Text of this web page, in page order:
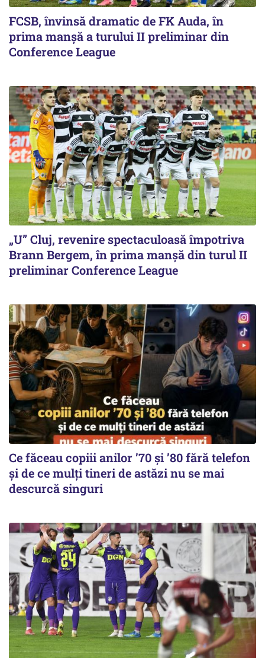
FCSB, învinsă dramatic de FK Auda, în
prima manșă a turului II preliminar din
Conference League
„U” Cluj, revenire spectaculoasă împotriva
Brann Bergem, în prima manșă din turul II
preliminar Conference League
Ce făceau copiii anilor ’70 și ’80 fără telefon
și de ce mulți tineri de astăzi nu se mai
descurcă singuri